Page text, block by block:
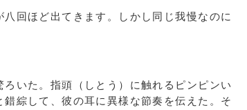
回ほど出てきます。しかし同じ我慢なのに
いた。指頭（しとう）に触れるピンピンい
綜して、彼の耳に異様な節奏を伝えた。そ